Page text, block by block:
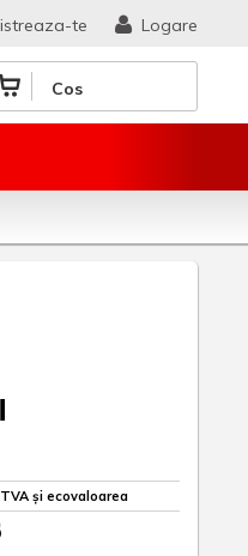
Cos
Logare
te
și ecovaloarea